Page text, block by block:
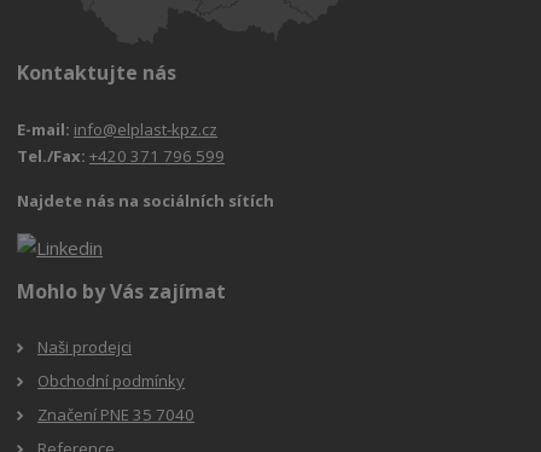
Kontaktujte nás
E-mail: info@elplast-kpz.cz
Tel./Fax:+420 371 796 599
Najdete nás na sociálních sítích
Mohlo by Vás zajímat
Naši prodejci
Obchodní podmínky
Značení PNE 35 7040